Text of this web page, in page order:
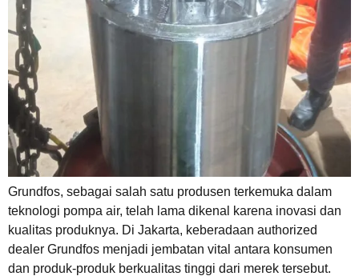
Grundfos, sebagai salah satu produsen terkemuka dalam
teknologi pompa air, telah lama dikenal karena inovasi dan
kualitas produknya. Di Jakarta, keberadaan authorized
dealer Grundfos menjadi jembatan vital antara konsumen
dan produk-produk berkualitas tinggi dari merek tersebut.